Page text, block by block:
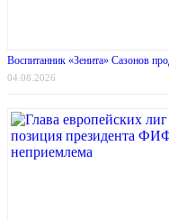
Воспитанник «Зенита» Сазонов
04.08.2026